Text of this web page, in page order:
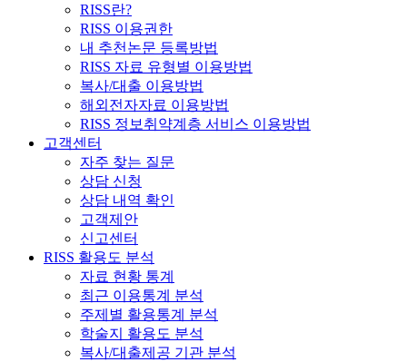
RISS란?
RISS 이용권한
내 추천논문 등록방법
RISS 자료 유형별 이용방법
복사/대출 이용방법
해외전자자료 이용방법
RISS 정보취약계층 서비스 이용방법
고객센터
자주 찾는 질문
상담 신청
상담 내역 확인
고객제안
신고센터
RISS 활용도 분석
자료 현황 통계
최근 이용통계 분석
주제별 활용통계 분석
학술지 활용도 분석
복사/대출제공 기관 분석